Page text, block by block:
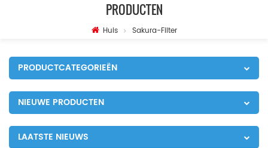
PRODUCTEN
Huis Sakura-Filter
PRODUCTCATEGORIEËN
NIEUWE PRODUCTEN
LAATSTE NIEUWS